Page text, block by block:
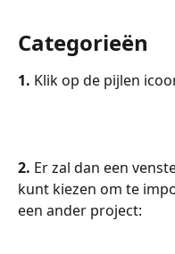
Categorieën
1. Klik op de pijlen
2. Er zal dan een
kunt kiezen om te
een ander project: